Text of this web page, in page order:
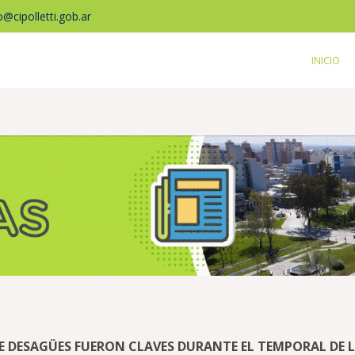
INICIO
FUERON CLAVES DURANTE EL TEMPORAL